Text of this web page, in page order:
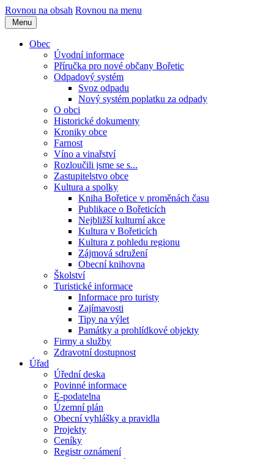
Rovnou na obsah Rovnou na menu
Menu
Obec
Úvodní informace
Příručka pro nové občany Bořetic
Odpadový systém
Svoz odpadu
Nový systém poplatku za odpady
O obci
Historické dokumenty
Kroniky obce
Farnost
Víno a vinařství
Rozloučili jsme se s...
Zastupitelstvo obce
Kultura a spolky
Kniha Bořetice v proměnách času
Publikace o Bořeticích
Nejbližší kulturní akce
Kultura v Bořeticích
Kultura z pohledu regionu
Zájmová sdružení
Obecní knihovna
Školství
Turistické informace
Informace pro turisty
Zajímavosti
Tipy na výlet
Památky a prohlídkové objekty
Firmy a služby
Zdravotní dostupnost
Úřad
Úřední deska
Povinné informace
E-podatelna
Územní plán
Obecní vyhlášky a pravidla
Projekty
Ceníky
Registr oznámení